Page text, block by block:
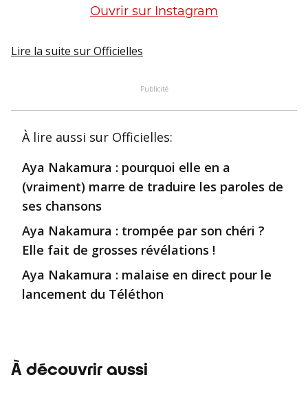
Ouvrir sur Instagram
Lire la suite sur Officielles
Publicité
À lire aussi sur Officielles:
Aya Nakamura : pourquoi elle en a
(vraiment) marre de traduire les paroles de
ses chansons
Aya Nakamura : trompée par son chéri ?
Elle fait de grosses révélations !
Aya Nakamura : malaise en direct pour le
lancement du Téléthon
À découvrir aussi